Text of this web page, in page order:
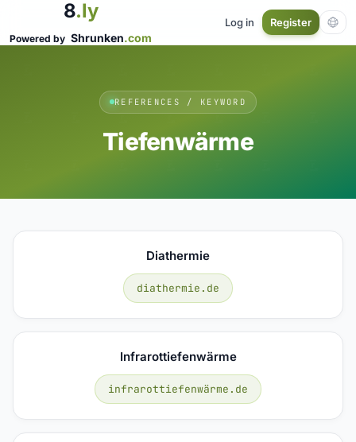
8.ly
Powered by Shrunken.com
Log in Register
REFERENCES / KEYWORD
Tiefenwärme
Diathermie
diathermie.de
Infrarottiefenwärme
infrarottiefenwärme.de